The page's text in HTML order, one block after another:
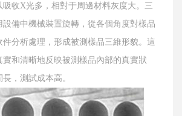
吸收X光多，相對于周邊材料灰度大。三
備中機械裝置旋轉，從各個角度對樣品
分析處理，形成被測樣品三維形貌。這
和清晰地反映被測樣品內部的真實狀
，測試成本高。